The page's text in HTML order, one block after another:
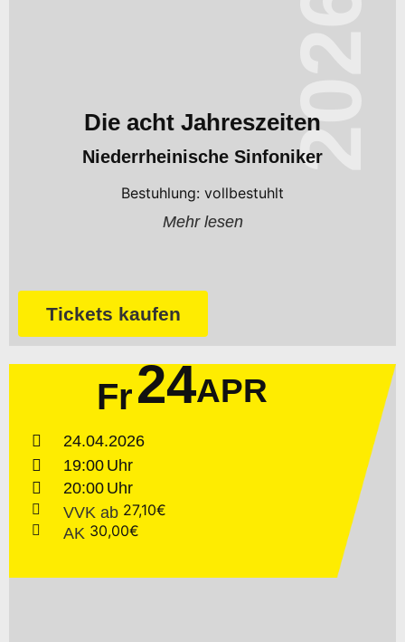
Die acht Jahreszeiten
Niederrheinische Sinfoniker
Bestuhlung: vollbestuhlt
Mehr lesen
Tickets kaufen
2026
Fr24APR
24.04.2026
19:00
20:00
VVK ab 27,10€
AK 30,00€